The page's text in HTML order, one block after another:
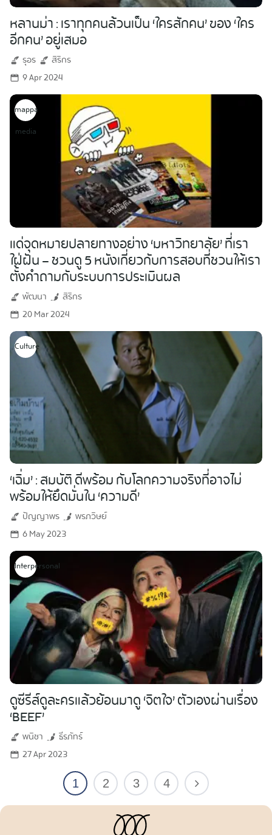
หลานม่า : เราทุกคนล้วนเป็น ‘ใครสักคน’ ของ ‘ใคร
อีกคน’ อยู่เสมอ
รุอร
สิริกร
9 Apr 2024
mappa
media
แด่จุดหมายปลายทางอย่าง ‘มหาวิทยาลัย’ ที่เรา
ใฝ่ฝัน – ชวนดู 5 หนังเกี่ยวกับการสอบที่ชวนให้เรา
ตั้งคำถามกับระบบการประเมินผล
พัฒนา
สิริกร
20 Mar 2024
Culture
‘เฉิ่ม’ : สมบัติ ดีพร้อม กับโลกความจริงที่อาจไม่
พร้อมให้ยึดมั่นใน ‘ความดี’
ปัญญาพร
พรภวิษย์
6 May 2023
Interpersonal
ดูซีรีส์ดูละครแล้วย้อนมาดู ‘จิตใจ’ ตัวเองผ่านเรื่อง
‘BEEF’
พนิชา
ธีรภัทร์
27 Apr 2023
1 2 3 4